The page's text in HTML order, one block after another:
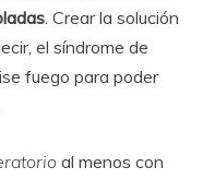
. Crear la solución
el síndrome de
fuego para poder
al menos con